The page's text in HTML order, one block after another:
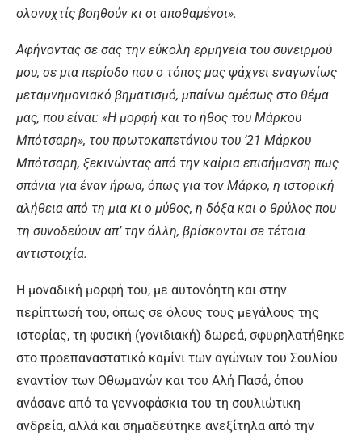
ολονυχτίς βοηθούν κι οι αποθαμένοι».
Αφήνοντας σε σας την εύκολη ερμηνεία του συνειρμού
μου, σε μια περίοδο που ο τόπος μας ψάχνει εναγωνίως
μεταμνημονιακό βηματισμό, μπαίνω αμέσως στο θέμα
μας, που είναι: «Η μορφή και το ήθος του Μάρκου
Μπότσαρη», του πρωτοκαπετάνιου του ’21 Μάρκου
Μπότσαρη, ξεκινώντας από την καίρια επισήμανση πως
σπάνια για έναν ήρωα, όπως για τον Μάρκο, η ιστορική
αλήθεια από τη μια κι ο μύθος, η δόξα και ο θρύλος που
τη συνοδεύουν απ’ την άλλη, βρίσκονται σε τέτοια
αντιστοιχία.
Η μοναδική μορφή του, με αυτονόητη και στην
περίπτωσή του, όπως σε όλους τους μεγάλους της
ιστορίας, τη φυσική (γονιδιακή) δωρεά, σφυρηλατήθηκε
στο προεπαναστατικό καμίνι των αγώνων του Σουλίου
εναντίον των Οθωμανών και του Αλή Πασά, όπου
ανάσανε από τα γεννοφάσκια του τη σουλιώτικη
ανδρεία, αλλά και σημαδεύτηκε ανεξίτηλα από την